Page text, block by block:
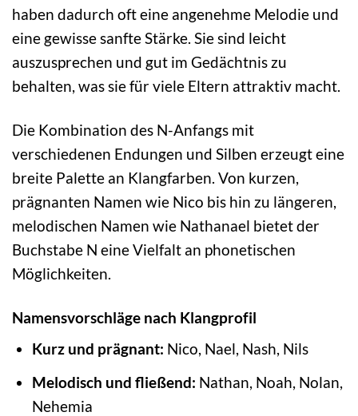
haben dadurch oft eine angenehme Melodie und
eine gewisse sanfte Stärke. Sie sind leicht
auszusprechen und gut im Gedächtnis zu
behalten, was sie für viele Eltern attraktiv macht.
Die Kombination des N-Anfangs mit
verschiedenen Endungen und Silben erzeugt eine
breite Palette an Klangfarben. Von kurzen,
prägnanten Namen wie Nico bis hin zu längeren,
melodischen Namen wie Nathanael bietet der
Buchstabe N eine Vielfalt an phonetischen
Möglichkeiten.
Namensvorschläge nach Klangprofil
Kurz und prägnant: Nico, Nael, Nash, Nils
Melodisch und fließend: Nathan, Noah, Nolan,
Nehemia